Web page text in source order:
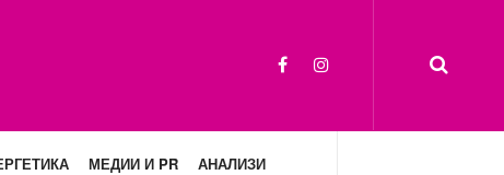
МЕДИИ И PR АНАЛИЗИ